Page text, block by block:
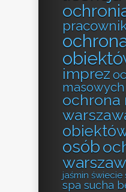
imprez
ochrona
osób
jaśmin świecie
spa sucha